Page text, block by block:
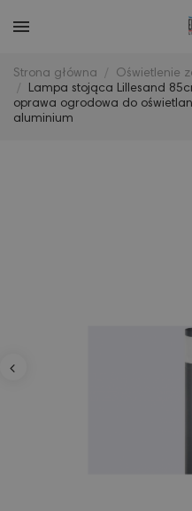
Strona główna Oświetlenie
Lampa stojąca Lillesand
oprawa ogrodowa do
aluminium